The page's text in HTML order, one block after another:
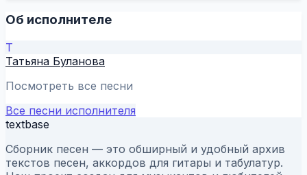
Об исполнителе
Т
Татьяна Буланова
Посмотреть все песни
Все песни исполнителя
textbase
Сборник песен — это обширный и удобный архив
текстов песен, аккордов для гитары и табулатур.